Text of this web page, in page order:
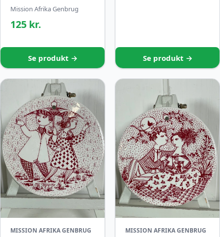
Mission Afrika Genbrug
125 kr.
Se produkt → Se produkt →
MISSION AFRIKA GENBRUG MISSION AFRIKA GENBRUG